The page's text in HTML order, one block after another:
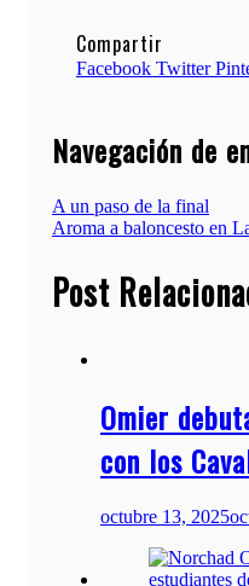
Compartir
Facebook Twitter
Navegación de
A un paso de la final
Aroma a baloncesto en
Post
Omier
con los
octubre 13, 2025